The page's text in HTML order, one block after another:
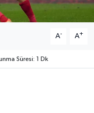
A- A+
Süresi: 1 Dk